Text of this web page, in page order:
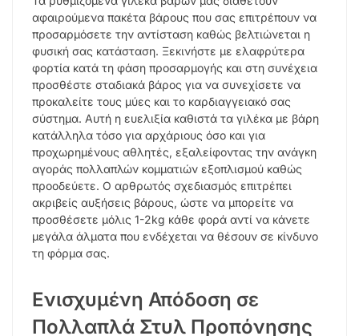
αφαιρούμενα πακέτα βάρους που σας επιτρέπουν να
προσαρμόσετε την αντίσταση καθώς βελτιώνεται η
φυσική σας κατάσταση. Ξεκινήστε με ελαφρύτερα
φορτία κατά τη φάση προσαρμογής και στη συνέχεια
προσθέστε σταδιακά βάρος για να συνεχίσετε να
προκαλείτε τους μύες και το καρδιαγγειακό σας
σύστημα. Αυτή η ευελιξία καθιστά τα γιλέκα με βάρη
κατάλληλα τόσο για αρχάριους όσο και για
προχωρημένους αθλητές, εξαλείφοντας την ανάγκη
αγοράς πολλαπλών κομματιών εξοπλισμού καθώς
προοδεύετε. Ο αρθρωτός σχεδιασμός επιτρέπει
ακριβείς αυξήσεις βάρους, ώστε να μπορείτε να
προσθέσετε μόλις 1-2kg κάθε φορά αντί να κάνετε
μεγάλα άλματα που ενδέχεται να θέσουν σε κίνδυνο
τη φόρμα σας.
Ενισχυμένη Απόδοση σε
Πολλαπλά Στυλ Προπόνησης